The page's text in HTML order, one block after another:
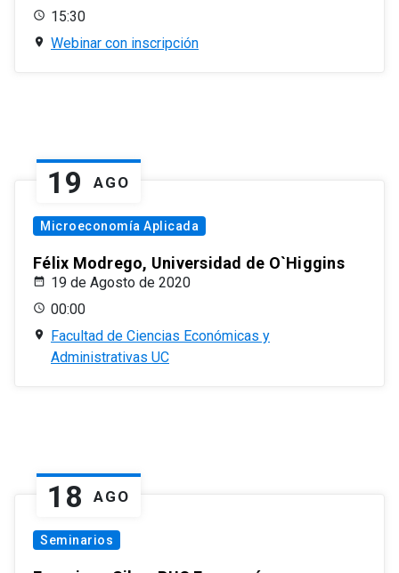
15:30
Webinar con inscripción
19 AGO
Microeconomía Aplicada
Félix Modrego, Universidad de O`Higgins
19 de Agosto de 2020
00:00
Facultad de Ciencias Económicas y
Administrativas UC
18 AGO
Seminarios